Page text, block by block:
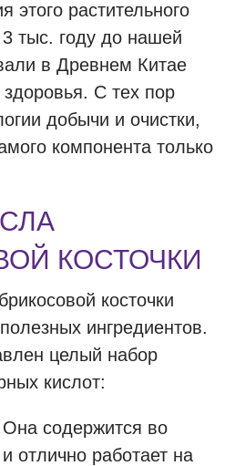
этого растительного
тыс. году до нашей
в Древнем Китае
С тех пор
добычи и очистки,
компонента только
КОСТОЧКИ
косточки
ингредиентов.
целый набор
кислот:
содержится во
отлично работает на